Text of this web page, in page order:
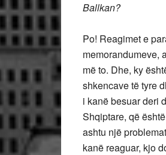
Ballkan?
Po! Reagimet e
memorandumeve,
më to. Dhe, ky
shkencave të tyre
i kanë besuar deri
Shqiptare, që
ashtu një
kanë reaguar, kjo